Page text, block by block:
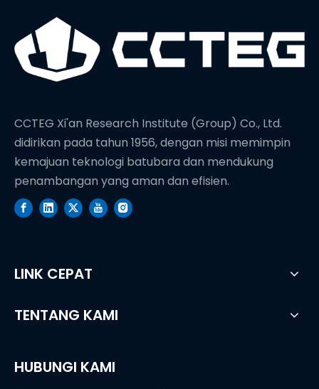
CCTEG Xi'an Research Institute (Group) Co., Ltd.
didirikan pada tahun 1956, dengan misi memimpin
kemajuan teknologi batubara dan mendukung
penambangan yang aman dan efisien.
LINK CEPAT
TENTANG KAMI
HUBUNGI KAMI